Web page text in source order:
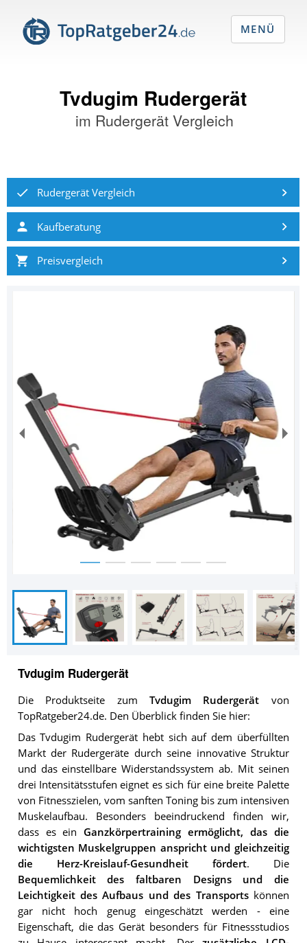
Tvdugim Rudergerät
im Rudergerät Vergleich
Rudergerät Vergleich
Kaufberatung
Preisvergleich
Tvdugim Rudergerät
Die Produktseite zum Tvdugim Rudergerät von
TopRatgeber24.de. Den Überblick finden Sie hier:
Das Tvdugim Rudergerät hebt sich auf dem überfüllten
Markt der Rudergeräte durch seine innovative Struktur
und das einstellbare Widerstandssystem ab. Mit seinen
drei Intensitätsstufen eignet es sich für eine breite Palette
von Fitnesszielen, vom sanften Toning bis zum intensiven
Muskelaufbau. Besonders beeindruckend finden wir,
dass es ein Ganzkörpertraining ermöglicht, das die
wichtigsten Muskelgruppen anspricht und gleichzeitig
die Herz-Kreislauf-Gesundheit fördert. Die
Bequemlichkeit des faltbaren Designs und die
Leichtigkeit des Aufbaus und des Transportskönnen
gar nicht hoch genug eingeschätzt werden - eine
Eigenschaft, die das Gerät besonders für Fitnessstudios
MENÜ